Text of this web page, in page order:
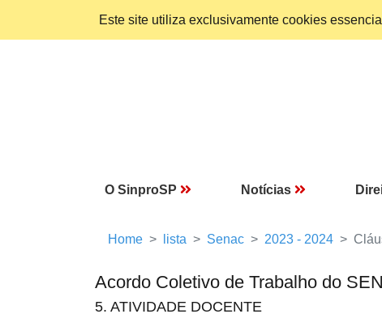
Este site utiliza exclusivamente cookies
O SinproSP Notícias
Home lista Senac 2023 - 2024
Acordo Coletivo de Trabalho do
5. ATIVIDADE DOCENTE